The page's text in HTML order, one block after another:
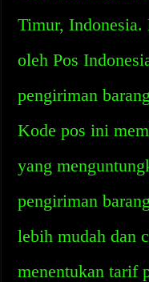
Timur,
oleh Pos
pengiriman
Kode pos ini
yang
pengiriman
lebih mudah dan
menentukan tarif